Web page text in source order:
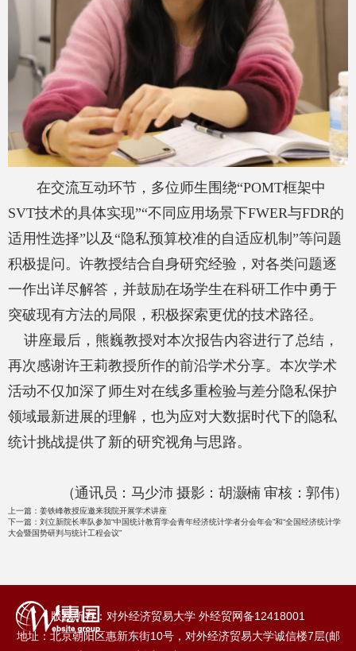
在交流互动环节，多位师生围绕“POMT框架中
SVT技术的具体实现”“不同应用场景下FWER与FDR的
适用性选择” 以及 “隐私预算校准的自适应机制 ”等问题
积极提问。许教授结合自身研究经验，对各类问题逐
一作出详尽解答，并鼓励在场学生在科研工作中勇于
突破现有方法的局限，积极探索更优的技术路径。
讲座最后，熊巍教授对本次报告内容进行了总结，
再次感谢许王莉教授所作的前沿学术分享。本次学术
活动不仅加深了师生对在线多重检验与差分隐私保护
领域最新进展的理解，也为应对大数据时代下的隐私
统计挑战提供了新的研究视角与思路。
（通讯员：马少沛 摄影：胡灏楠 审核：郭伟）
上一篇： 姜铁峰教授应邀来我院开展学术讲座
下一篇： 刘立新院长率队参加“中国统计教育学会青年经济统计学者分会年会”和“全国经济统计学
大会暨国势研判与统计工程会议”
版权所有：对外经济贸易大学 外经贸网备12418001
地址：北京朝阳区惠新东街10号，对外经济贸易大学诚信楼7层(邮